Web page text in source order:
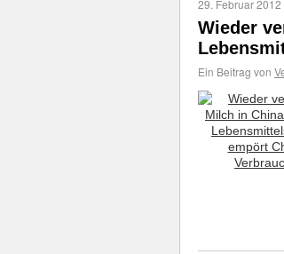
29. Februar 2012
Wieder
Ein Beitrag von